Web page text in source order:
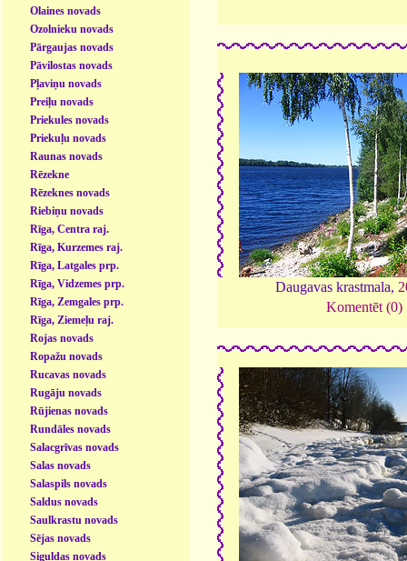
Olaines novads
Ozolnieku novads
Pārgaujas novads
Pāvilostas novads
Pļaviņu novads
Preiļu novads
Priekules novads
Priekuļu novads
Raunas novads
Rēzekne
Rēzeknes novads
Riebiņu novads
Rīga, Centra raj.
Rīga, Kurzemes raj.
Rīga, Latgales prp.
Rīga, Vidzemes prp.
Rīga, Zemgales prp.
Rīga, Ziemeļu raj.
Rojas novads
Ropažu novads
Rucavas novads
Rugāju novads
Rūjienas novads
Rundāles novads
Salacgrīvas novads
Salas novads
Salaspils novads
Saldus novads
Saulkrastu novads
Sējas novads
Siguldas novads
Daugavas krastmala,
Komentēt (0)